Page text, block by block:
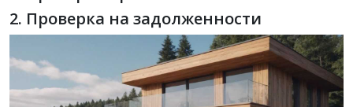
2. Проверка на задолженности